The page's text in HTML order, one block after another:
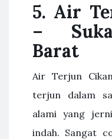
5. Air
–
Barat
Air Terjun
terjun dalam
alami yang
indah. Sangat